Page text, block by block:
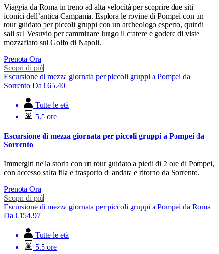
Viaggia da Roma in treno ad alta velocità per scoprire due siti
iconici dell’antica Campania. Esplora le rovine di Pompei con un
tour guidato per piccoli gruppi con un archeologo esperto, quindi
sali sul Vesuvio per camminare lungo il cratere e godere di viste
mozzafiato sul Golfo di Napoli.
Prenota Ora
Scopri di più
Escursione di mezza giornata per piccoli gruppi a Pompei da
Sorrento Da €65.40
Tutte le età
5.5 ore
Escursione di mezza giornata per piccoli gruppi a Pompei da
Sorrento
Immergiti nella storia con un tour guidato a piedi di 2 ore di Pompei,
con accesso salta fila e trasporto di andata e ritorno da Sorrento.
Prenota Ora
Scopri di più
Escursione di mezza giornata per piccoli gruppi a Pompei da Roma
Da €154.97
Tutte le età
5.5 ore